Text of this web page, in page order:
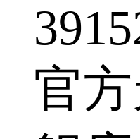
官